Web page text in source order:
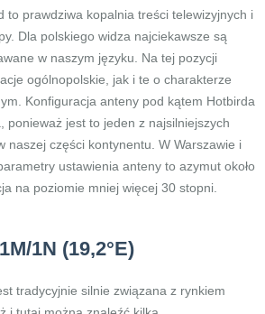
to prawdziwa kopalnia treści telewizyjnych i
Dla polskiego widza najciekawsze są
w naszym języku. Na tej pozycji
ogólnopolskie, jak i te o charakterze
Konfiguracja anteny pod kątem Hotbirda
ponieważ jest to jeden z najsilniejszych
naszej części kontynentu. W Warszawie i
ustawienia anteny to azymut około
na poziomie mniej więcej 30 stopni.
1N (19,2°E)
tradycyjnie silnie związana z rynkiem